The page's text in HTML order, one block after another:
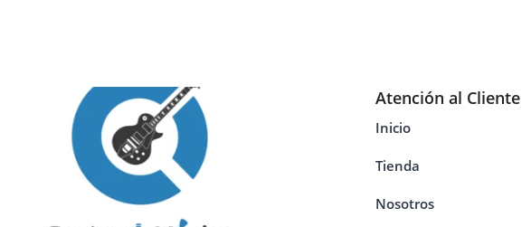
Atención al Cliente
Inicio
Tienda
Nosotros